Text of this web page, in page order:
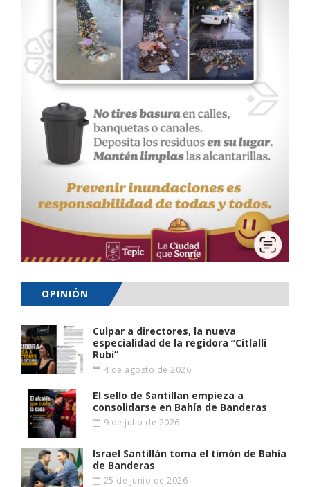
OPINIÓN
Culpar a directores, la nueva
especialidad de la regidora “Citlalli
Rubi”
4 de agosto de 2026
El sello de Santillan empieza a
consolidarse en Bahía de Banderas
9 de julio de 2026
Israel Santillán toma el timón de Bahía
de Banderas
25 de junio de 2026